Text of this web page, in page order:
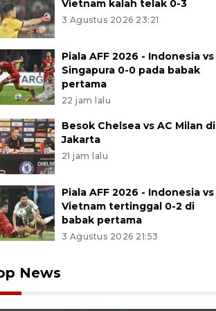
Vietnam kalah telak 0-3
3 Agustus 2026 23:21
Piala AFF 2026 - Indonesia vs
Singapura 0-0 pada babak
pertama
22 jam lalu
Besok Chelsea vs AC Milan di
Jakarta
21 jam lalu
Piala AFF 2026 - Indonesia vs
Vietnam tertinggal 0-2 di
babak pertama
3 Agustus 2026 21:53
News